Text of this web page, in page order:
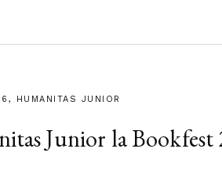
HUMANITAS JUNIOR
Junior la Bookfest